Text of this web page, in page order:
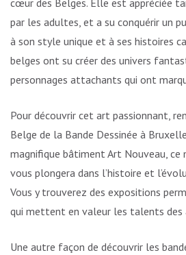
cœur des Belges. Elle est appréciée
par les adultes, et a su conquérir un
à son style unique et à ses histoires
belges ont su créer des univers
personnages attachants qui ont
Pour découvrir cet art passionnant,
Belge de la Bande Dessinée à
magnifique bâtiment Art Nouveau, ce
vous plongera dans l’histoire et
Vous y trouverez des expositions
qui mettent en valeur les talents des
Une autre façon de découvrir les